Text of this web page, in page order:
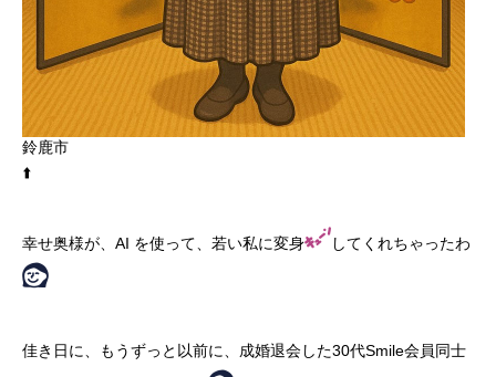
鈴鹿市
⬆️
幸せ奥様が、AI を使って、若い私に変身 してくれちゃったわ
佳き日に、もうずっと以前に、成婚退会した30代Smile会員同士